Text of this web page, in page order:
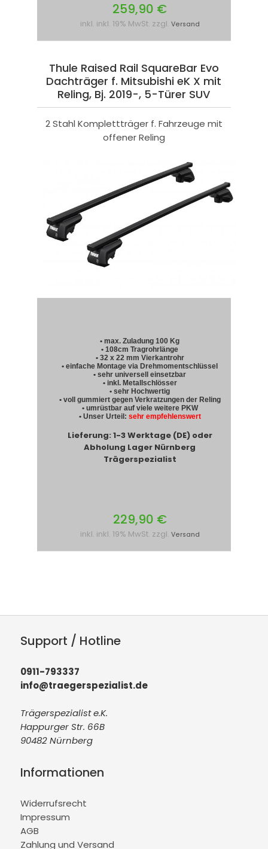
259,90 €
inkl. inkl. 19% MwSt. zzgl. Versand
Thule Raised Rail SquareBar Evo
Dachträger f. Mitsubishi eK X mit
Reling, Bj. 2019-, 5-Türer SUV
2 Stahl Komplettträger f. Fahrzeuge mit
offener Reling
• max. Zuladung 100 Kg
• 108cm Tragrohrlänge
• 32 x 22 mm Vierkantrohr
• einfache Montage via Drehmomentschlüssel
• sehr universell einsetzbar
• inkl. Metallschlösser
• sehr Hochwertig
• voll gummiert gegen Verkratzungen der Reling
• umrüstbar auf viele weitere PKW
• Unser Urteil: sehr empfehlenswert
Lieferung: 1-3 Werktage (DE) oder
Abholung Lager Nürnberg
Trägerspezialist
229,90 €
inkl. inkl. 19% MwSt. zzgl. Versand
Support / Hotline
0911-793337
info@traegerspezialist.de
Trägerspezialist e.K.
Happurger Str. 66B
90482 Nürnberg
Informationen
Widerrufsrecht
Impressum
AGB
Zahlung und Versand